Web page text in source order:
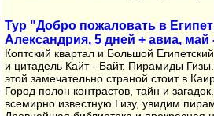
Тур "Добро пожаловать в
Александрия, 5 дней + авиа, май
Коптский квартал и Большой
и цитадель Кайт - Байт, Пирамиды
этой замечательно страной стоит в
Город полон контрастов, тайн и
всемирно известную Гизу, увидим